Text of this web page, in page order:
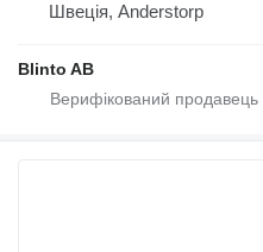
Швеція, Anderstorp
Blinto AB